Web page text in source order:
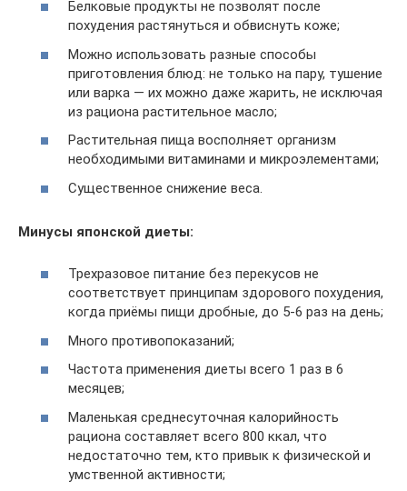
Белковые продукты не позволят после
похудения растянуться и обвиснуть коже;
Можно использовать разные способы
приготовления блюд: не только на пару, тушение
или варка — их можно даже жарить, не исключая
из рациона растительное масло;
Растительная пища восполняет организм
необходимыми витаминами и микроэлементами;
Существенное снижение веса.
Минусы японской диеты:
Трехразовое питание без перекусов не
соответствует принципам здорового похудения,
когда приёмы пищи дробные, до 5-6 раз на день;
Много противопоказаний;
Частота применения диеты всего 1 раз в 6
месяцев;
Маленькая среднесуточная калорийность
рациона составляет всего 800 ккал, что
недостаточно тем, кто привык к физической и
умственной активности;